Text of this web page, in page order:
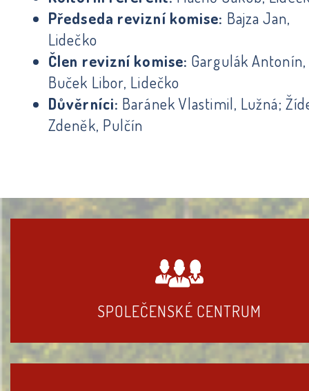
Předseda revizní komise: Bajza Jan,
Lidečko
Člen revizní komise: Gargulák Antonín,
Buček Libor, Lidečko
Důvěrníci: Baránek Vlastimil, Lužná;
Zdeněk, Pulčín
SPOLEČENSKÉ CENTRUM